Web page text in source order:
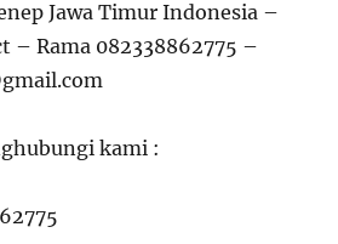
Jawa Timur Indonesia –
– Rama 082338862775 –
kami :